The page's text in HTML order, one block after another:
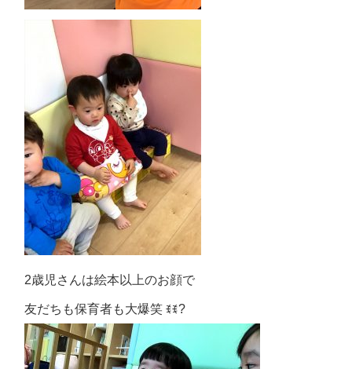
2歳児さんは絵本以上のお顔で
友だちも保育者も大爆笑 ꉂꉂ?